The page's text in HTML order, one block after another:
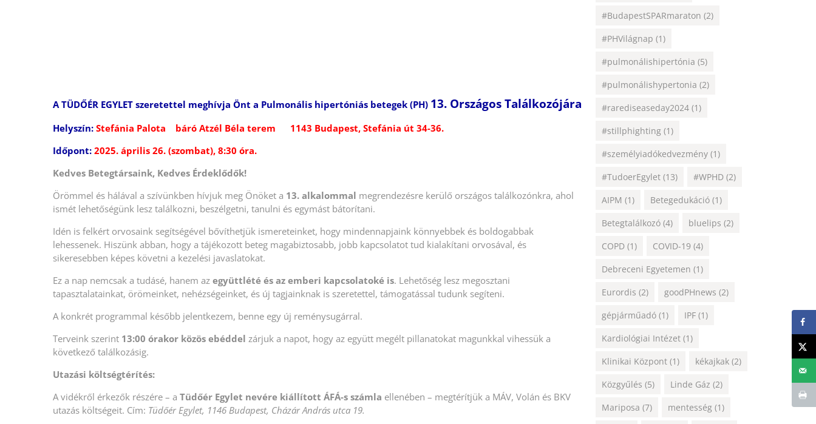
A TÜDŐÉR EGYLET szeretettel meghívja Önt a Pulmonális hipertóniás betegek (PH) 13. Országos Találkozójára
Helyszín: Stefánia Palota báró Atzél Béla terem 1143 Budapest, Stefánia út 34-36.
Időpont: 2025. április 26. (szombat), 8:30 óra.
Kedves Betegtársaink, Kedves Érdeklődők!
Örömmel és hálával a szívünkben hívjuk meg Önöket a 13. alkalommal megrendezésre kerülő országos találkozónkra, ahol
ismét lehetőségünk lesz találkozni, beszélgetni, tanulni és egymást bátorítani.
Idén is felkért orvosaink segítségével bővíthetjük ismereteinket, hogy mindennapjaink könnyebbek és boldogabbak
lehessenek. Hiszünk abban, hogy a tájékozott beteg magabiztosabb, jobb kapcsolatot tud kialakítani orvosával, és
sikeresebben képes követni a kezelési javaslatokat.
Ez a nap nemcsak a tudásé, hanem az együttlété és az emberi kapcsolatoké is. Lehetőség lesz megosztani
tapasztalatainkat, örömeinket, nehézségeinket, és új tagjainknak is szeretettel, támogatással tudunk segíteni.
A konkrét programmal később jelentkezem, benne egy új reménysugárral.
Terveink szerint 13:00 órakor közös ebéddel zárjuk a napot, hogy az együtt megélt pillanatokat magunkkal vihessük a
következő találkozásig.
Utazási költségtérítés:
A vidékről érkezők részére – a Tüdőér Egylet nevére kiállított ÁFÁ-s számla ellenében – megtérítjük a MÁV, Volán és BKV
utazás költségeit. Cím: Tüdőér Egylet, 1146 Budapest, Cházár András utca 19.
#BudapestSPARmaraton (2)
#PHVilágnap (1)
#pulmonálishipertónia (5)
#pulmonálishypertonia (2)
#rarediseaseday2024 (1)
#stillphighting (1)
#személyiadókedvezmény (1)
#TudoerEgylet (13) #WPHD (2)
AIPM (1) Betegedukáció (1)
Betegtalálkozó (4) bluelips (2)
COPD (1) COVID-19 (4)
Debreceni Egyetemen (1)
Eurordis (2) goodPHnews (2)
gépjárműadó (1) IPF (1)
Kardiológiai Intézet (1)
Klinikai Központ (1) kékajkak (2)
Közgyűlés (5) Linde Gáz (2)
Mariposa (7) mentesség (1)